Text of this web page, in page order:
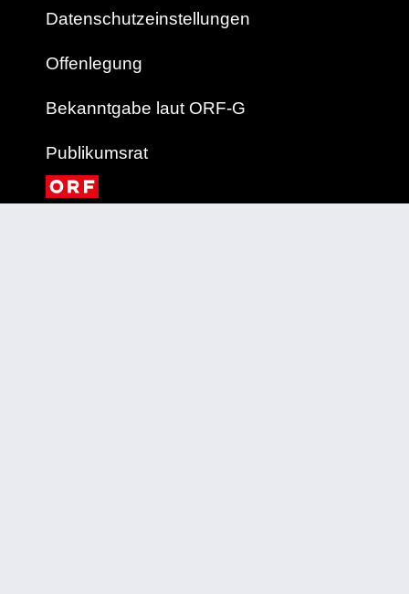
Datenschutzeinstellungen
Offenlegung
Bekanntgabe laut ORF-G
Publikumsrat